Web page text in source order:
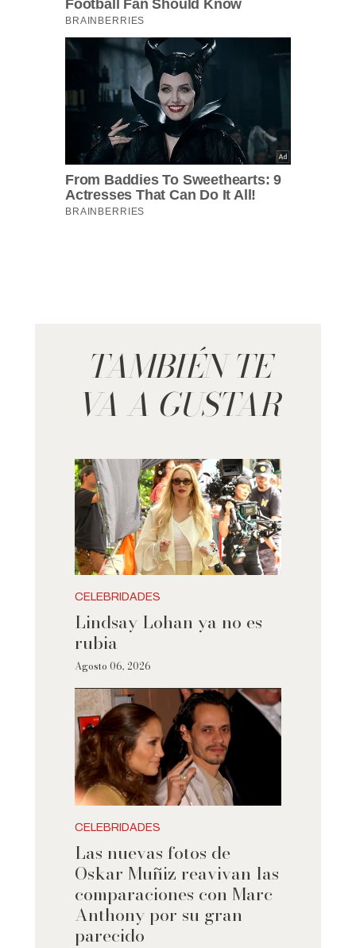
TAMBIÉN TE
VA A GUSTAR
CELEBRIDADES
Lindsay Lohan ya no es
rubia
Agosto 06, 2026
CELEBRIDADES
Las nuevas fotos de
Oskar Muñiz reavivan las
comparaciones con Marc
Anthony por su gran
parecido